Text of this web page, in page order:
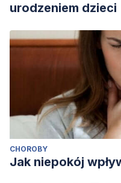
urodzeniem dzieci
CHOROBY
Jak niepokój